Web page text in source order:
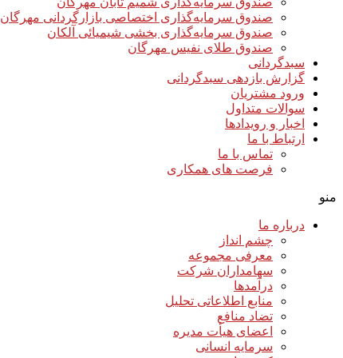
صندوق سرمایه‌گذاری اختصاصی بازارگردانی مهرگان
صندوق سرمایه‌گذاری بخشی شیمیائی آلکان
صندوق طلای نفیس مهرگان
سبدگردانی
گزارش بازدهی سبدگردانی
ورود مشتریان
سوالات متداول
اخبار و رویدادها
ارتباط با ما
تماس با ما
فرصت های همکاری
منو
درباره ما
چشم انداز
معرفی مجموعه
سهامداران شرکت
درآمد‌ها
منابع اطلاعاتی تحلیل
تضاد منافع
اعضای هیأت مدیره
سرمایه انسانی